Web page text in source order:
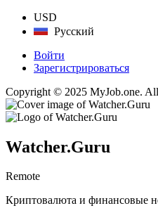
USD
Русский
Войти
Зарегистрироваться
Copyright © 2025 MyJob.one. All
Watcher.Guru
Remote
Криптовалюта и финансовые